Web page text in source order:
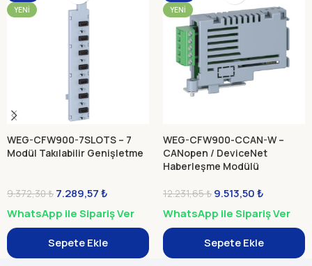
YENI
WEG-CFW900-7SLOTS – 7
Modül Takılabilir Genişletme
9.372,30₺ 7.289,57₺
WhatsApp ile Sipariş Ver
Sepete Ekle
YENI
WEG-CFW900-CCAN-W –
CANopen / DeviceNet
Haberleşme Modülü
12.231,65₺ 9.513,50₺
WhatsApp ile Sipariş Ver
Sepete Ekle